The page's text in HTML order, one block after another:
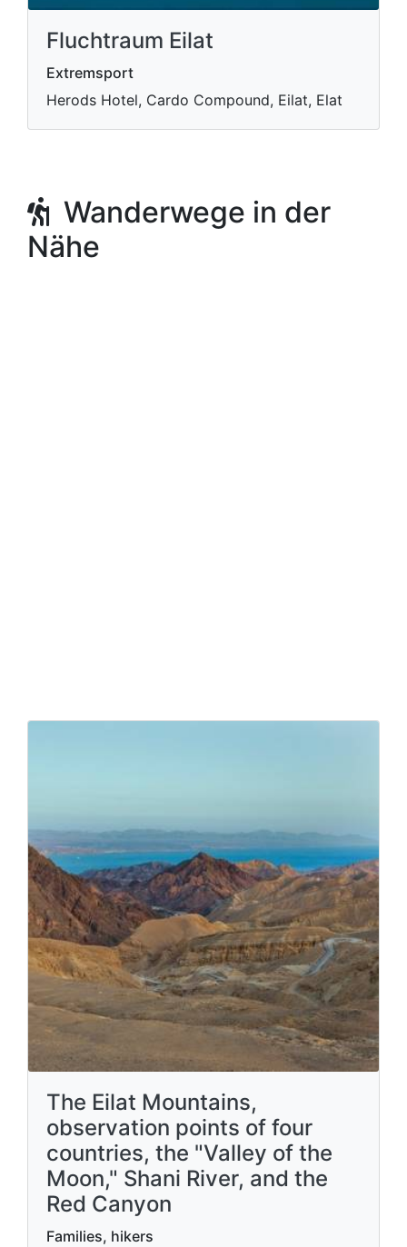
Fluchtraum Eilat
Extremsport
Herods Hotel, Cardo Compound, Eilat, Elat
Wanderwege in der
Nähe
The Eilat Mountains,
observation points of four
countries, the "Valley of the
Moon," Shani River, and the
Red Canyon
Families, hikers